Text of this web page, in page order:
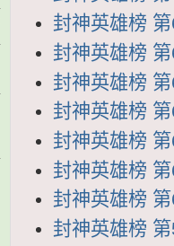
封神英雄榜
封神英雄榜
封神英雄榜
封神英雄榜
封神英雄榜
封神英雄榜
封神英雄榜
封神英雄榜